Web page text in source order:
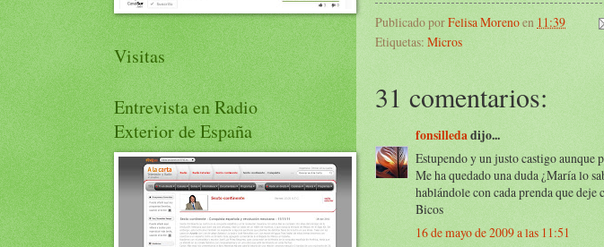
Publicado porFelisa Morenoen 11:39
Etiquetas: Micros
31 comentarios:
fonsilledadijo...
Estupendo y un justo castigo aunque
Me ha quedado una duda ¿María lo
hablándole con cada prenda que
Bicos
16 de mayo de 2009 a las 11:51
Visitas
Entrevista en Radio
Exterior de España